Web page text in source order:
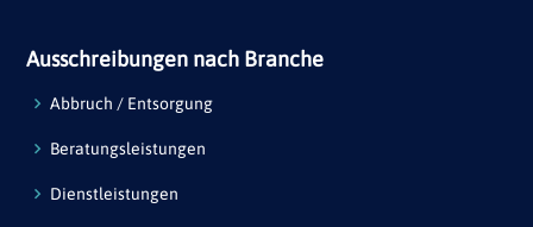
Ausschreibungen nach Branche
Abbruch / Entsorgung
Beratungsleistungen
Dienstleistungen